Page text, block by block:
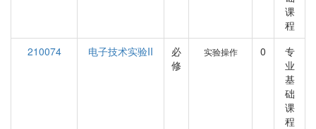
课
程
210074
电子技术实验II
必
修
实验操作 0
专
业
基
础
课
程